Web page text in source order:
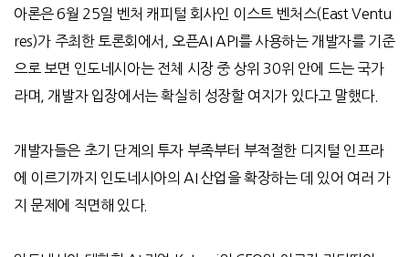
아론은6월 25일 벤처 캐피털 회사인 이스트 벤처스(East Ventu
res)가 주최한 토론회에서, 오픈AI API를 사용하는 개발자를 기준
으로 보면 인도네시아는 전체 시장 중 상위 30위 안에 드는 국가
라며
개발자 입장에서는 확실히 성장할 여지가 있다고 말했다.
개발자들은 초기 단계의 투자 부족부터 부적절한 디지털 인프라
에 이르기까지 인도네시아의 AI 산업을 확장하는 데 있어 여러 가
지 문제에 직면해 있다.